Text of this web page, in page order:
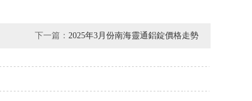
下一篇： 2025年3月份南海靈通鋁錠價格走勢